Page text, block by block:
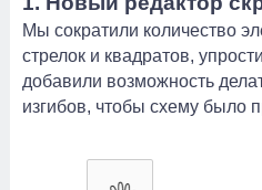
Мы сократили количество
стрелок и квадратов,
добавили возможность
изгибов, чтобы схему было